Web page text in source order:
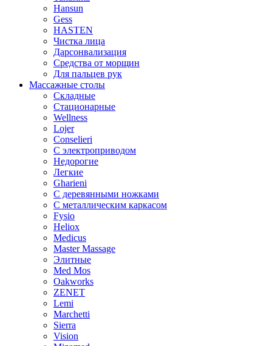
Hansun
Gess
HASTEN
Чистка лица
Дарсонвализация
Средства от морщин
Для пальцев рук
Массажные столы
Складные
Стационарные
Wellness
Lojer
Conselieri
С электроприводом
Недорогие
Легкие
Gharieni
С деревянными ножками
С металлическим каркасом
Fysio
Heliox
Medicus
Master Massage
Элитные
Med Mos
Oakworks
ZENET
Lemi
Marchetti
Sierra
Vision